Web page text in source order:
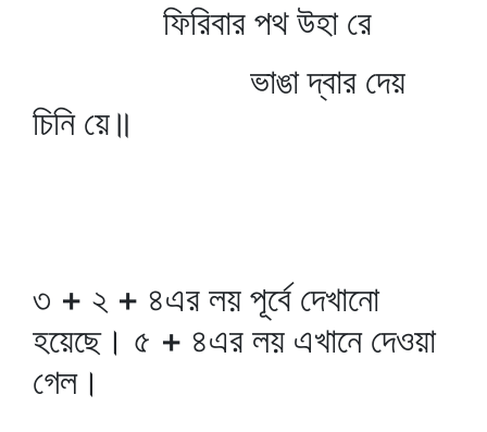
ফিরিবার পথ উহা রে
ভাঙা দ্বার দেয়
চিনি য়ে॥
৩ + ২ + ৪এর লয় পূর্বে দেখানো
হয়েছে। ৫ + ৪এর লয় এখানে দেওয়া
গেল।